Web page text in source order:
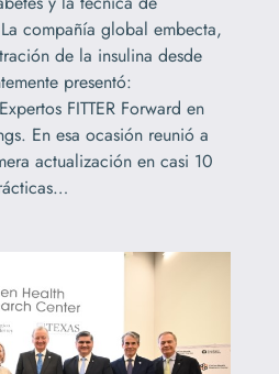
compañía global embecta,
de la insulina desde
presentó:
FITTER Forward en
En esa ocasión reunió a
actualización en casi 10